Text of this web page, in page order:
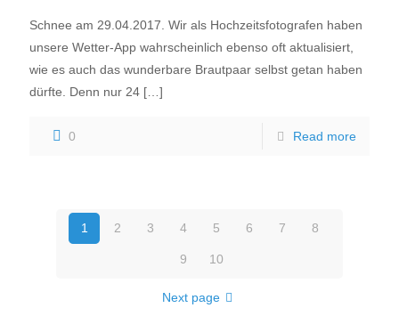
Schnee am 29.04.2017. Wir als Hochzeitsfotografen haben
unsere Wetter-App wahrscheinlich ebenso oft aktualisiert,
wie es auch das wunderbare Brautpaar selbst getan haben
dürfte. Denn nur 24 […]
0 Read more
1 2 3 4 5 6 7 8
9 10
Next page